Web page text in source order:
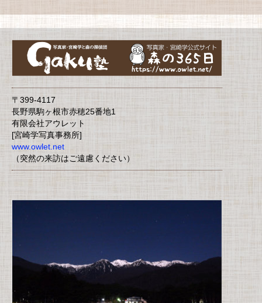
〒399-4117
長野県駒ヶ根市赤穂25番地1
有限会社アウレット
[宮崎学写真事務所]
www.owlet.net
（突然の来訪はご遠慮ください）